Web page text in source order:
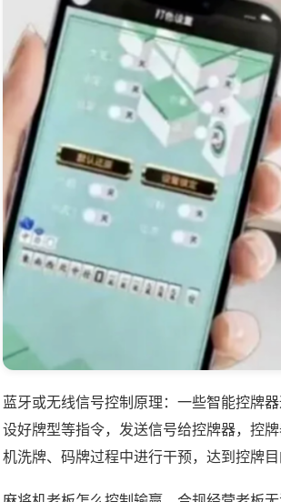
蓝牙或无线信号控制原理：一些智能控牌
设好牌型等指令，发送信号给控牌器，控
机洗牌、码牌过程中进行干预，达到控牌目